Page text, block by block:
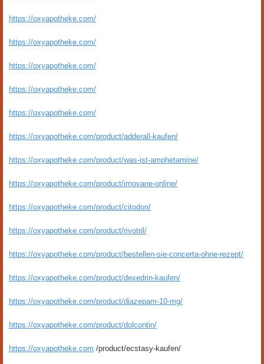
https://oxyapotheke.com/
https://oxyapotheke.com/
https://oxyapotheke.com/
https://oxyapotheke.com/
https://oxyapotheke.com/
https://oxyapotheke.com/product/adderall-kaufen/
https://oxyapotheke.com/product/was-ist-amphetamine/
https://oxyapotheke.com/product/imovane-online/
https://oxyapotheke.com/product/citodon/
https://oxyapotheke.com/product/rivotril/
https://oxyapotheke.com/product/bestellen-sie-concerta-ohne-rezept/
https://oxyapotheke.com/product/dexedrin-kaufen/
https://oxyapotheke.com/product/diazepam-10-mg/
https://oxyapotheke.com/product/dolcontin/
https://oxyapotheke.com /product/ecstasy-kaufen/